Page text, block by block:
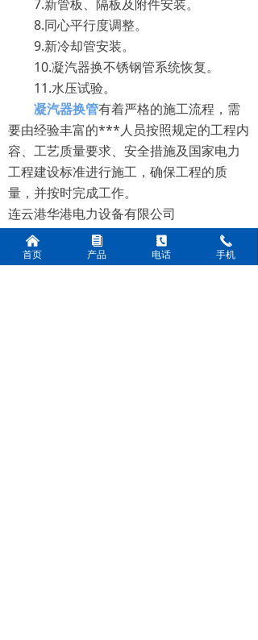
7.新管板、隔板及附件安装。
8.同心平行度调整。
9.新冷却管安装。
10.凝汽器换不锈钢管系统恢复。
11.水压试验。
凝汽器换管有着严格的施工流程，需
要由经验丰富的***人员按照规定的工程内
容、工艺质量要求、安全措施及国家电力
工程建设标准进行施工，确保工程的质
量，并按时完成工作。
连云港华港电力设备有限公司
联系人：柴经理
手机：13912151905，13961379003
낀
首页
뀴
产品
끐
电话
끅
手机